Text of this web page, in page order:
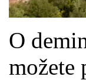
O
možete